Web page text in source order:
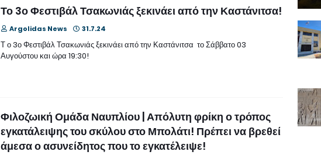
Το 3ο Φεστιβάλ Τσακωνιάς ξεκινάει από την Καστάνιτσα!
Argolidas News 31.7.24
Τ ο 3ο Φεστιβάλ Τσακωνιάς ξεκινάει από την Καστάνιτσα το Σάββατο 03
Αυγούστου και ώρα 19:30!
Φιλοζωική Ομάδα Ναυπλίου | Απόλυτη φρίκη ο τρόπος
εγκατάλειψης του σκύλου στο Μπολάτι! Πρέπει να βρεθεί
άμεσα ο ασυνείδητος που το εγκατέλειψε!